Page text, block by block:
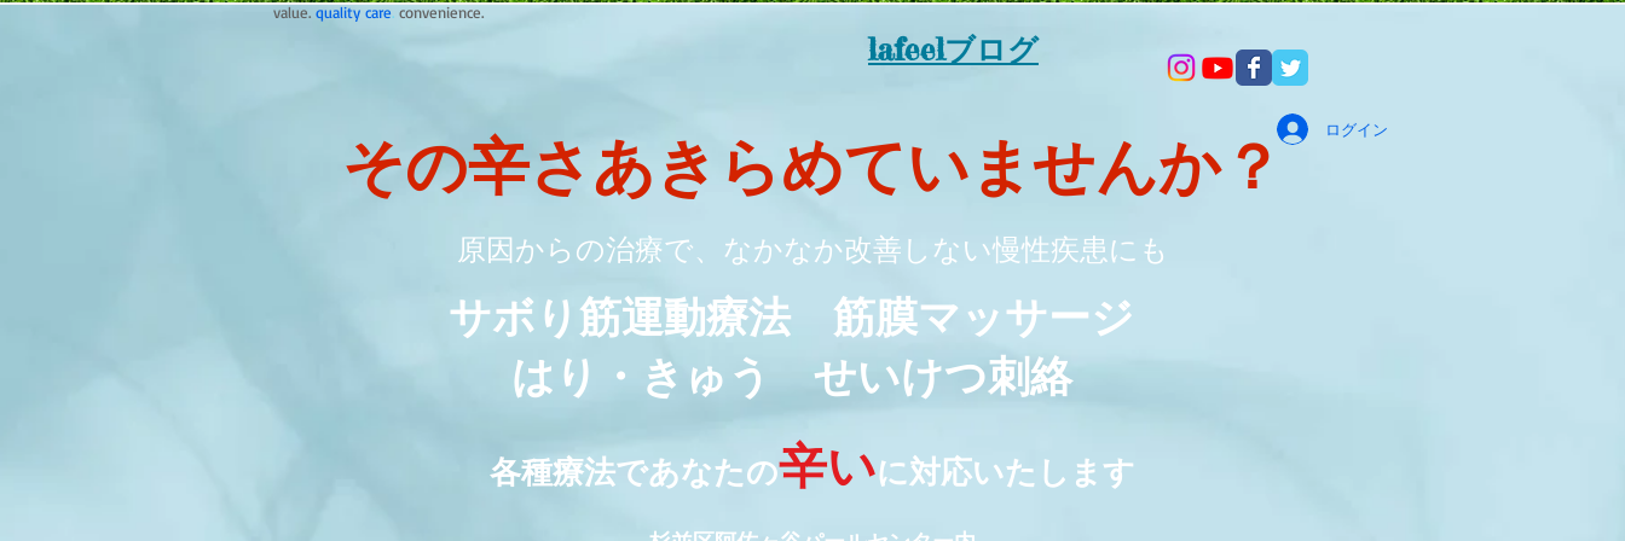
その辛さ あきらめていませんか？
原因からの治療で、なかなか改善しない慢性疾患にも
サボり筋運動療法 筋膜マッサージ
はり・きゅう せいけつ刺絡
各種療法であなたの辛いに対応いたします
lafeelブログ
ログイン
value. quality care. convenience.